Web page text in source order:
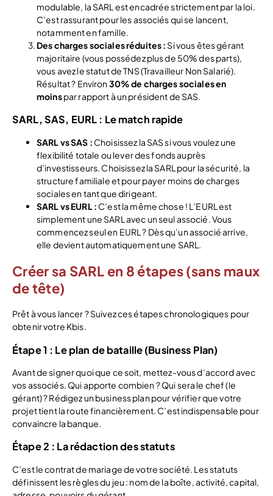
modulable, la SARL est encadrée strictement par la loi.
C’est rassurant pour les associés qui se lancent,
notamment en famille.
Des charges sociales réduites : Si vous êtes gérant
majoritaire (vous possédez plus de 50% des parts),
vous avez le statut de TNS (Travailleur Non Salarié).
Résultat ? Environ30% de charges sociales en
moinspar rapport à un président de SAS.
SARL, SAS, EURL : Le match rapide
SARL vs SAS : Choisissez la SAS si vous voulez une
flexibilité totale ou lever des fonds auprès
d’investisseurs. Choisissez la SARL pour la sécurité, la
structure familiale et pour payer moins de charges
sociales en tant que dirigeant.
SARL vs EURL : C’est la même chose ! L’EURL est
simplement une SARL avec un seul associé. Vous
commencez seul en EURL ? Dès qu’un associé arrive,
elle devient automatiquement une SARL.
Créer sa SARL en 8 étapes (sans maux
de tête)
Prêt à vous lancer ? Suivez ces étapes chronologiques pour
obtenir votre Kbis.
Étape 1 : Le plan de bataille (Business Plan)
Avant de signer quoi que ce soit, mettez-vous d’accord avec
vos associés. Qui apporte combien ? Qui sera le chef (le
gérant) ? Rédigez un business plan pour vérifier que votre
projet tient la route financièrement. C’est indispensable pour
convaincre la banque.
Étape 2 : La rédaction des statuts
C’est le contrat de mariage de votre société. Les statuts
définissent les règles du jeu : nom de la boîte, activité, capital,